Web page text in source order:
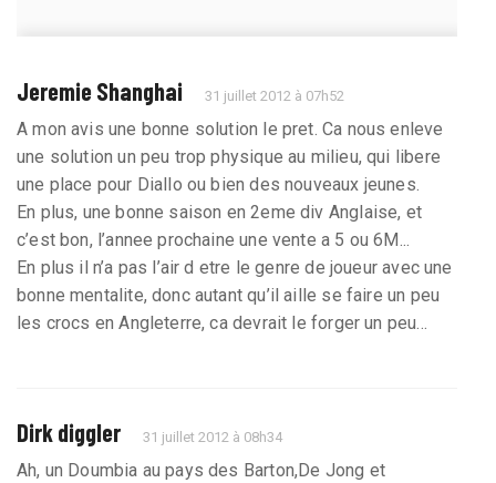
Jeremie Shanghai 31 juillet 2012 à 07h52
A mon avis une bonne solution le pret. Ca nous enleve
une solution un peu trop physique au milieu, qui libere
une place pour Diallo ou bien des nouveaux jeunes.
En plus, une bonne saison en 2eme div Anglaise, et
c’est bon, l’annee prochaine une vente a 5 ou 6M...
En plus il n’a pas l’air d etre le genre de joueur avec une
bonne mentalite, donc autant qu’il aille se faire un peu
les crocs en Angleterre, ca devrait le forger un peu...
Dirk diggler 31 juillet 2012 à 08h34
Ah, un Doumbia au pays des Barton,De Jong et